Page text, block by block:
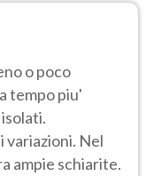
o poco
tempo piu'
variazioni. Nel
ampie schiarite.